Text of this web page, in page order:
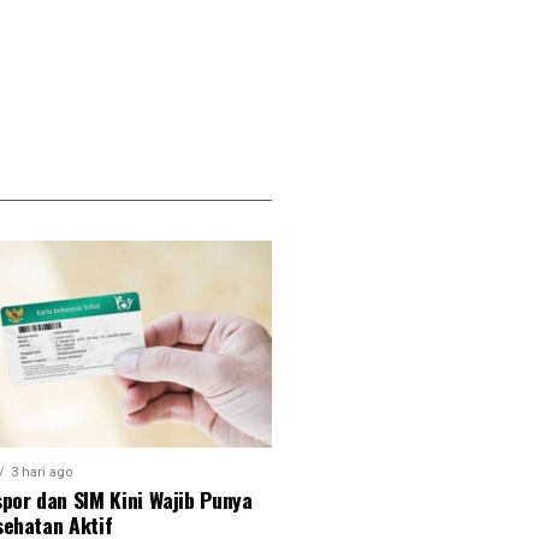
3 hari ago
dan SIM Kini Wajib Punya
Aktif